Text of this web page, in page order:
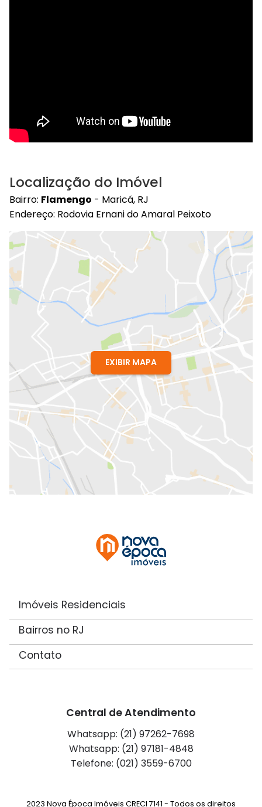
Localização do Imóvel
Bairro: Flamengo - Maricá, RJ
Endereço: Rodovia Ernani do Amaral Peixoto
EXIBIR MAPA
Imóveis Residenciais
Bairros no RJ
Contato
Central de Atendimento
Whatsapp: (21) 97262-7698
Whatsapp: (21) 97181-4848
Telefone: (021) 3559-6700
2023 Nova Época Imóveis CRECI 7141 - Todos os direitos